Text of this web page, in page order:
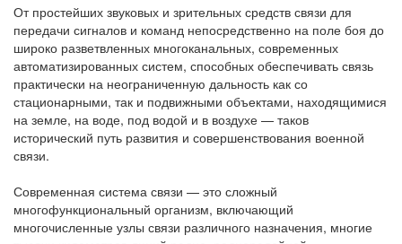
От простейших звуковых и зрительных средств связи для
передачи сигналов и команд непосредственно на поле боя до
широко разветвленных многоканальных, современных
автоматизированных систем, способных обеспечивать связь
практически на неограниченную дальность как со
стационарными, так и подвижными объектами, находящимися
на земле, на воде, под водой и в воздухе — таков
исторический путь развития и совершенствования военной
связи.
Современная система связи — это сложный
многофункциональный организм, включающий
многочисленные узлы связи различного назначения, многие